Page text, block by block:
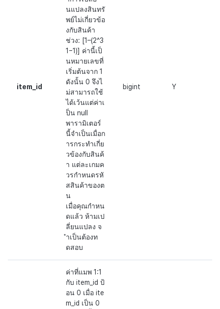
item_id
นแปลงสินทรั
พย์ไม่เกี่ยวข้อ
งกับสินค้า
ช่วง: [1–(2^3
1−1)] ค่านี้เป็
นหมายเลขที่
เริ่มต้นจาก 1
ดังนั้น 0 จึงไ
ม่สามารถใช้
ได้เว้นแต่ค่าเ
ป็น null
พารามิเตอร์
นี้จำเป็นเมื่อก
ารกระทำเกี่ย
วข้องกับสินค้
า แต่ละเกมค
วรกำหนดรหั
สสินค้าของต
น
เมื่อคุณกำหน
ดแล้ว ห้ามเป
ลี่ยนแปลง จ
ำเป็นต้องท
ดสอบ
bigint Y
ค่าที่แมพ 1:1
กับ item_id ป้
อน 0 เมื่อ ite
m_id เป็น 0